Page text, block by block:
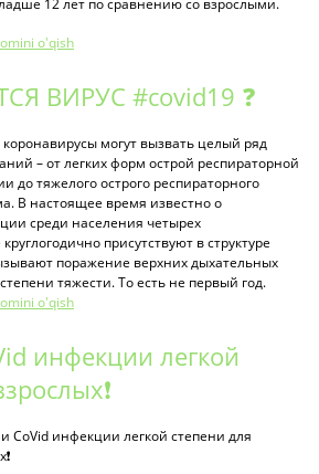
o'qish
ВИРУС #covid19 ❓
могут вызвать целый ряд
– от легких форм острой респираторной
до тяжелого острого респираторного
В настоящее время известно о
среди населения четырех
присутствуют в структуре
поражение верхних дыхательных
тяжести. То есть не первый год.
o'qish
инфекции легкой
CoVid инфекции легкой степени для